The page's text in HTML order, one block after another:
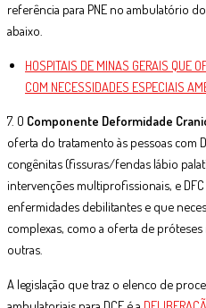
referência para PNE no ambulatório
abaixo.
HOSPITAIS DE MINAS GERAIS QUE
COM NECESSIDADES ESPECIAIS
7. O Componente Deformidade
oferta do tratamento às pessoas com
congênitas (fissuras/fendas lábio
intervenções multiprofissionais, e
enfermidades debilitantes e que
complexas, como a oferta de
outras.
A legislação que traz o elenco de